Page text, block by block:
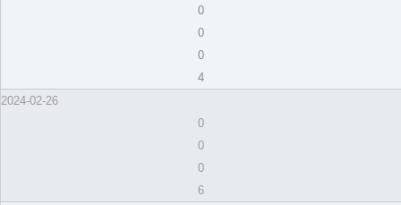
0
0
0
4
2024-02-26
0
0
0
6